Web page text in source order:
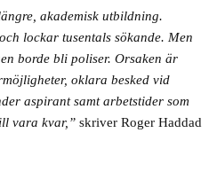
akademisk utbildning.
lockar tusentals sökande. Men
borde bli poliser. Orsaken är
oklara besked vid
aspirant samt arbetstider som
vara kvar,” skriver Roger Haddad